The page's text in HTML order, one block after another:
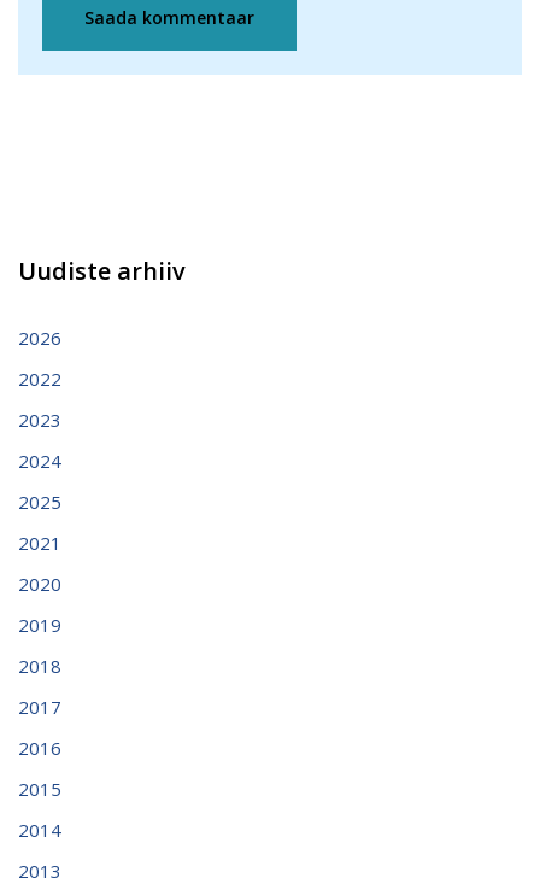
Uudiste arhiiv
2026
2022
2023
2024
2025
2021
2020
2019
2018
2017
2016
2015
2014
2013